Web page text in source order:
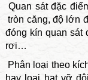
Quan sát đặc
tròn căng, độ lớn
đóng kín quan sát
rơi…
Phân loại theo
hay loại hạt vỡ